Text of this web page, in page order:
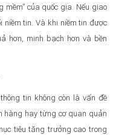
của quốc gia. Nếu giao
niềm tin. Và khi niềm tin được
hơn, minh bạch hơn và bền
tin không còn là vấn đề
hàng hay từng cơ quan quản
tiêu tăng trưởng cao trong